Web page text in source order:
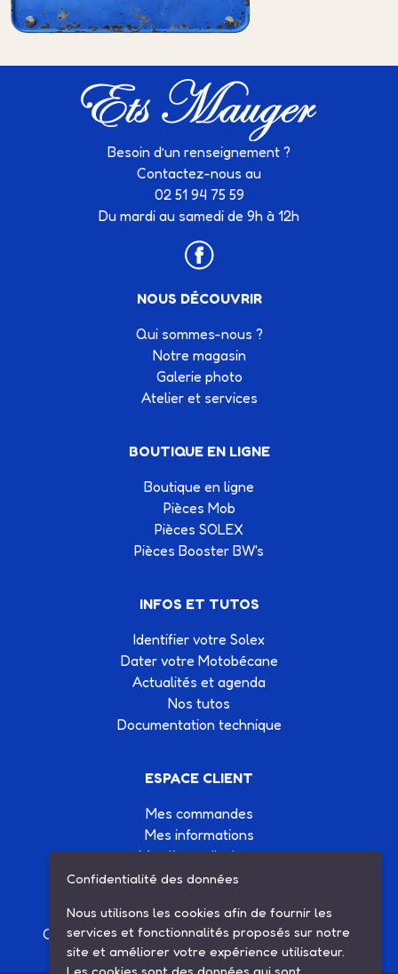
Besoin d’un renseignement ?
Contactez-nous au
02 51 94 75 59
Du mardi au samedi de 9h à 12h
NOUS DÉCOUVRIR
Qui sommes-nous ?
Notre magasin
Galerie photo
Atelier et services
BOUTIQUE EN LIGNE
Boutique en ligne
Pièces Mob
Pièces SOLEX
Pièces Booster BW's
INFOS ET TUTOS
Identifier votre Solex
Dater votre Motobécane
Actualités et agenda
Nos tutos
Documentation technique
ESPACE CLIENT
Mes commandes
Mes informations
Mes listes d'achats
Conditions générales de vente
Création site Internet Factor’IT|Mentions légales
Confidentialité des données
Nous utilisons les cookies afin de fournir les
services et fonctionnalités proposés sur notre
site et améliorer votre expérience utilisateur.